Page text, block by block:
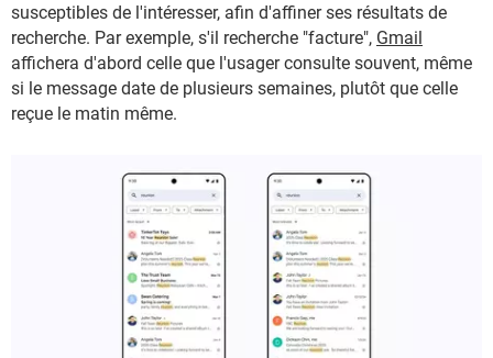
susceptibles de l'intéresser, afin d'affiner ses résultats de
recherche. Par exemple, s'il recherche "facture", Gmail
affichera d'abord celle que l'usager consulte souvent, même
si le message date de plusieurs semaines, plutôt que celle
reçue le matin même.